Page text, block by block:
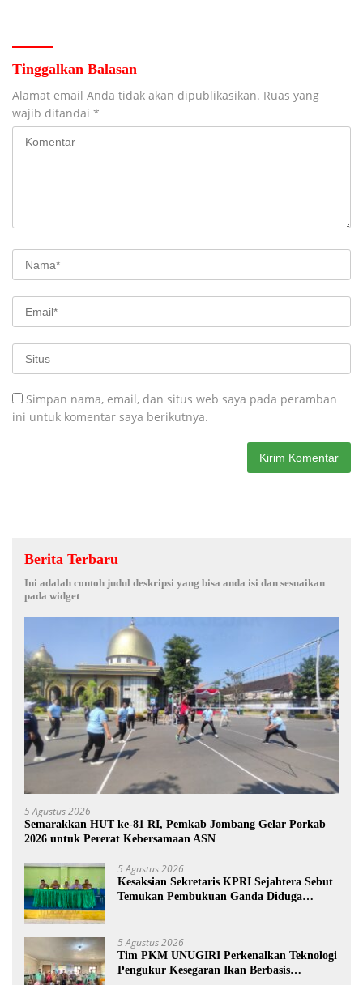
Tinggalkan Balasan
Alamat email Anda tidak akan dipublikasikan. Ruas yang
wajib ditandai *
Simpan nama, email, dan situs web saya pada peramban
ini untuk komentar saya berikutnya.
Berita Terbaru
Ini adalah contoh judul deskripsi yang bisa anda isi dan sesuaikan
pada widget
5 Agustus 2026
Semarakkan HUT ke-81 RI, Pemkab Jombang Gelar Porkab
2026 untuk Pererat Kebersamaan ASN
5 Agustus 2026
Kesaksian Sekretaris KPRI Sejahtera Sebut
Temukan Pembukuan Ganda Diduga
5 Agustus 2026
Tim PKM UNUGIRI Perkenalkan Teknologi
Pengukur Kesegaran Ikan Berbasis